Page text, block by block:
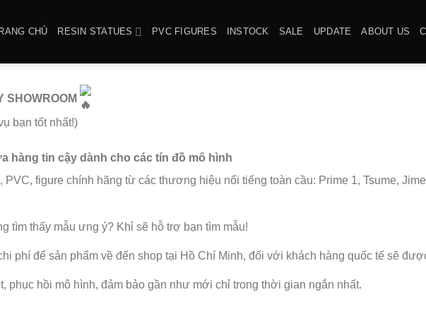
CHỦ RESIN STATUES PVC FIGURES INSTOCK SALE UPDATE ABOUT US
SHOWROOM
bạn tốt nhất!)
hàng tin cậy dành cho các tín đồ mô hình
PVC, figure chính hãng từ các thương hiệu nổi tiếng toàn cầu: Prime 1, Tsume,
tìm thấy mẫu ưng ý? Khỉ sẽ hỗ trợ bạn tìm mẫu!
phí để sản phẩm về đến shop tại Hồ Chí Minh, đối với khách hàng quốc tế sẽ
phục hồi mô hình, đảm bảo gần như mới chỉ trong thời gian ngắn nhất.